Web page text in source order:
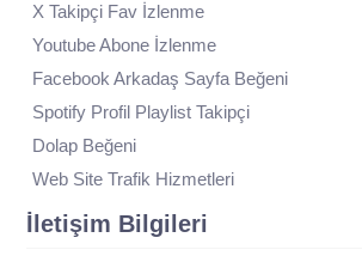
X Takipçi Fav İzlenme
Youtube Abone İzlenme
Facebook Arkadaş Sayfa Beğeni
Spotify Profil Playlist Takipçi
Dolap Beğeni
Web Site Trafik Hizmetleri
İletişim Bilgileri